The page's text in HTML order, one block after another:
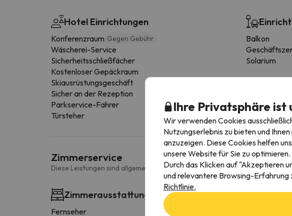
Hotel Einrichtungen
Konferenzraum Gegen Gebühr
Wäscherei-Service
Sicherheitsschließfächer
Kostenloser Gepäckraum
Skiausrüstungsgeschäft
Sicher an der Rezeption
Parkservice-Fahrer
Türsteher
Balkon
Solarium
Haustiere
Zimmerservice
Diese Leistungen sind allgemein und können je nach Zimmertyp variieren.
Zimmerausstattung
Fernseher
Ihre Privatsphäre ist
Wir verwenden Cookies
Nutzungserlebnis zu bieten und
anzuzeigen. Diese Cookies helfen
unsere Website für Sie zu optimieren.
Durch das Klicken auf "Akzeptieren
und relevantere Browsing-Erfahrung
Richtlinie.